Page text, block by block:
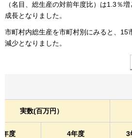
（名目、総生産の対前年度比）は1.3％
成長となりました。
市町村内総生産を市町村別にみると、15
減少となりました。
実数(百万円）
年度 4年度 3